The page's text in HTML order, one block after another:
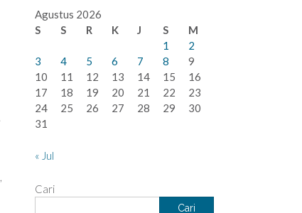
Agustus 2026
S
S R K J S
M
1
2
3
4 5 6 7 8
9
10
11 12 13 14 15
16
17
18 19 20 21 22
23
24
25 26 27 28 29
30
31
« Jul
Cari
Cari